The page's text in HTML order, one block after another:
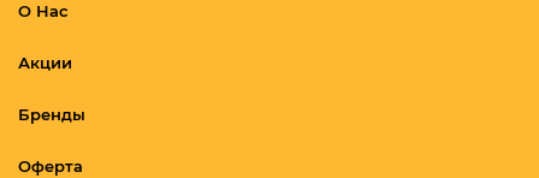
О Нас
Акции
Бренды
Оферта